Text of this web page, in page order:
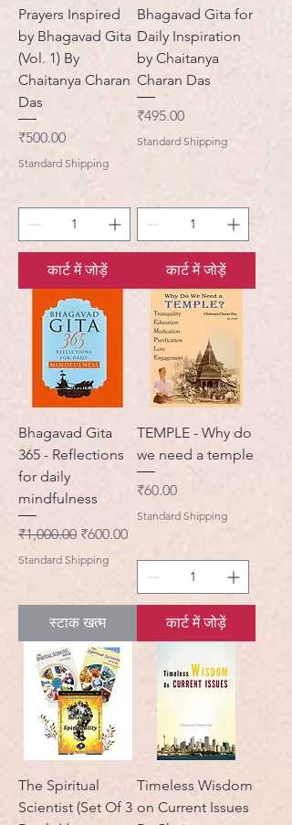
Prayers Inspired
by Bhagavad Gita
(Vol. 1) By
Chaitanya Charan
Das
मूल्य
₹500.00
Standard Shipping
कार्ट में जोड़ें
Bhagavad Gita for
Daily Inspiration
by Chaitanya
Charan Das
मूल्य
₹495.00
Standard Shipping
कार्ट में जोड़ें
Bhagavad Gita
365 - Reflections
for daily
mindfulness
नियमित मूल्य
₹1,000.00 बिक्री मूल्य
₹600.00
Standard Shipping
स्टाक खत्म
TEMPLE - Why do
we need a temple
मूल्य
₹60.00
Standard Shipping
कार्ट में जोड़ें
The Spiritual
Scientist (Set Of 3
Timeless Wisdom
on Current Issues